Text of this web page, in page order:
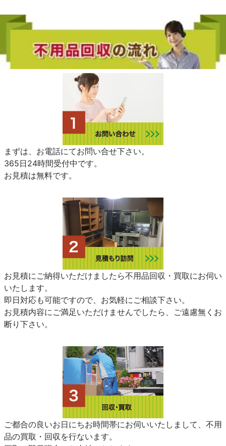
まずは、お電話にてお問い合せ下さい。
365日24時間受付中です。
お見積は無料です。
お見積にご納得いただけましたら不用品回収・買取にお伺い
いたします。
即日対応も可能ですので、お気軽にご相談下さい。
お見積内容にご満足いただけませんでしたら、ご遠慮無くお
断り下さい。
ご都合の良いお日にちお時間帯にお伺いいたしまして、不用
品の買取・回収を行ないます。